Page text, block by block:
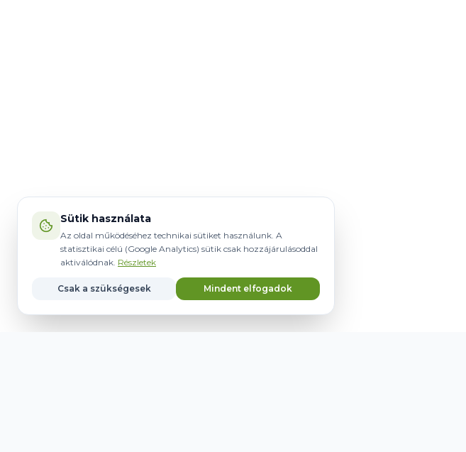
Sütik használata
Az oldal működéséhez technikai sütiket használunk. A
statisztikai célú (Google Analytics) sütik csak hozzájárulásoddal
aktiválódnak. Részletek
Csak a szükségesek Mindent elfogadok